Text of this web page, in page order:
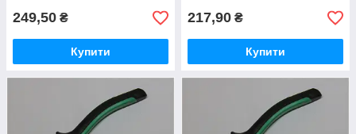
249,50 ₴
Купити
217,90 ₴
Купити